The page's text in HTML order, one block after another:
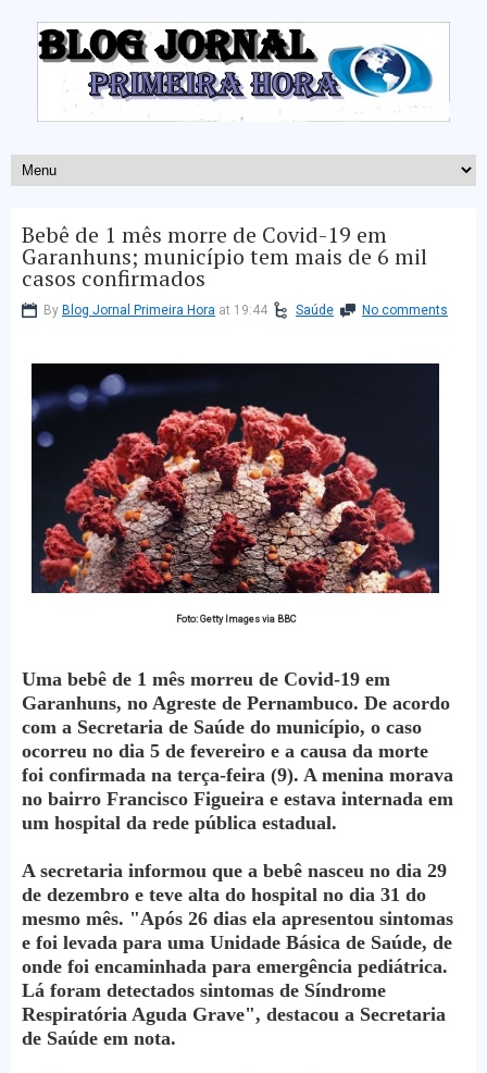
Bebê de 1 mês morre de Covid-19 em
Garanhuns; município tem mais de 6 mil
casos confirmados
By Blog Jornal Primeira Hora at 19:44 Saúde No comments
Foto: Getty Images via BBC
Uma bebê de 1 mês morreu de Covid-19 em
Garanhuns, no Agreste de Pernambuco. De acordo
com a Secretaria de Saúde do município, o caso
ocorreu no dia 5 de fevereiro e a causa da morte
foi confirmada na terça-feira (9). A menina morava
no bairro Francisco Figueira e estava internada em
um hospital da rede pública estadual.
A secretaria informou que a bebê nasceu no dia 29
de dezembro e teve alta do hospital no dia 31 do
mesmo mês. "Após 26 dias ela apresentou sintomas
e foi levada para uma Unidade Básica de Saúde, de
onde foi encaminhada para emergência pediátrica.
Lá foram detectados sintomas de Síndrome
Respiratória Aguda Grave", destacou a Secretaria
de Saúde em nota.